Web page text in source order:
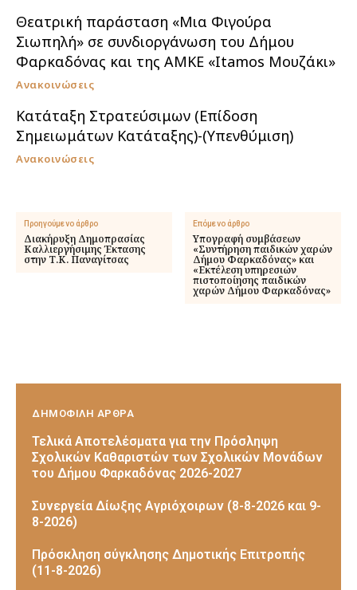
Θεατρική παράσταση «Μια Φιγούρα
Σιωπηλή» σε συνδιοργάνωση του Δήμου
Φαρκαδόνας και της ΑΜΚΕ «Itamos Μουζάκι»
Ανακοινώσεις
Κατάταξη Στρατεύσιμων (Επίδοση
Σημειωμάτων Κατάταξης)-(Υπενθύμιση)
Ανακοινώσεις
Προηγούμενο άρθρο
Διακήρυξη Δημοπρασίας
Καλλιεργήσιμης Έκτασης
στην Τ.Κ. Παναγίτσας
Επόμενο άρθρο
Υπογραφή συμβάσεων
«Συντήρηση παιδικών χαρών
Δήμου Φαρκαδόνας» και
«Eκτέλεση υπηρεσιών
πιστοποίησης παιδικών
χαρών Δήμου Φαρκαδόνας»
ΔΗΜΟΦΙΛΗ ΑΡΘΡΑ
Τελικά Αποτελέσματα για την Πρόσληψη
Σχολικών Καθαριστών των Σχολικών Μονάδων
του Δήμου Φαρκαδόνας 2026-2027
Συνεργεία Δίωξης Αγριόχοιρων (8-8-2026 και 9-
8-2026)
Πρόσκληση σύγκλησης Δημοτικής Επιτροπής
(11-8-2026)